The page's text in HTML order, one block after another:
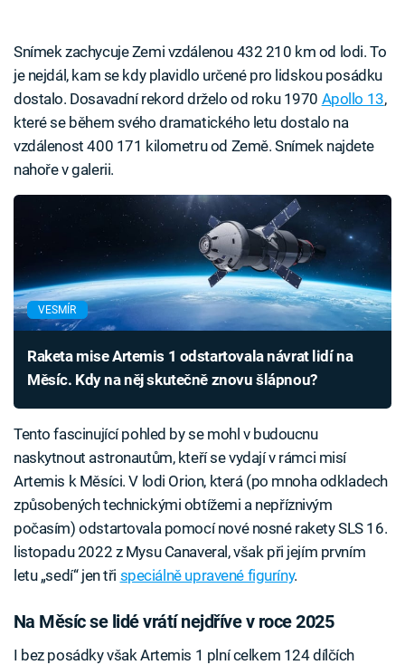
Snímek zachycuje Zemi vzdálenou 432 210 km od lodi. To
je nejdál, kam se kdy plavidlo určené pro lidskou posádku
dostalo. Dosavadní rekord drželo od roku 1970 Apollo 13,
které se během svého dramatického letu dostalo na
vzdálenost 400 171 kilometru od Země. Snímek najdete
nahoře v galerii.
VESMÍR
Raketa mise Artemis 1 odstartovala návrat lidí na
Měsíc. Kdy na něj skutečně znovu šlápnou?
Tento fascinující pohled by se mohl v budoucnu
naskytnout astronautům, kteří se vydají v rámci misí
Artemis k Měsíci. V lodi Orion, která (po mnoha odkladech
způsobených technickými obtížemi a nepříznivým
počasím) odstartovala pomocí nové nosné rakety SLS 16.
listopadu 2022 z Mysu Canaveral, však při jejím prvním
letu „sedí“ jen tři speciálně upravené figuríny.
Na Měsíc se lidé vrátí nejdříve v roce 2025
I bez posádky však Artemis 1 plní celkem 124 dílčích